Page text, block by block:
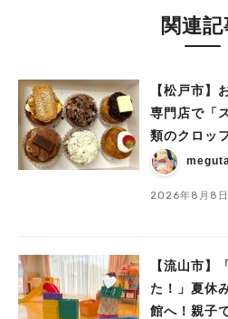
関連記
【松戸市】
専門店で「
類のクロッ
2026年8月8日
【流山市】
た！」夏休
館へ！親子
人気のキー
#教えたい/こんなの見つけた